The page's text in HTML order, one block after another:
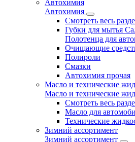
Автохимия
Автохимия
Смотреть весь
Губки для мытья
Полотенца для
Очищающие
Полироли
Смазки
Автохимия прочая
Масло и технические
Масло и технические
Смотреть весь
Масло для
Технические
Зимний ассортимент
Зимний ассортимент